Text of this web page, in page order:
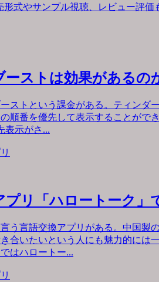
式やサンプル視聴、レビュー評価
ーストは効果があるの
ストという課金がある。ティンダ
順番を優先して表示することがで
表示がさ...
プリ「ハロートーク」
う言語交換アプリがある。中国製
合いたいという人にも魅力的には
はハロートー...